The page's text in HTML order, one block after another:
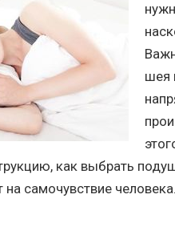
шея
как выбрать
самочувствие человека.